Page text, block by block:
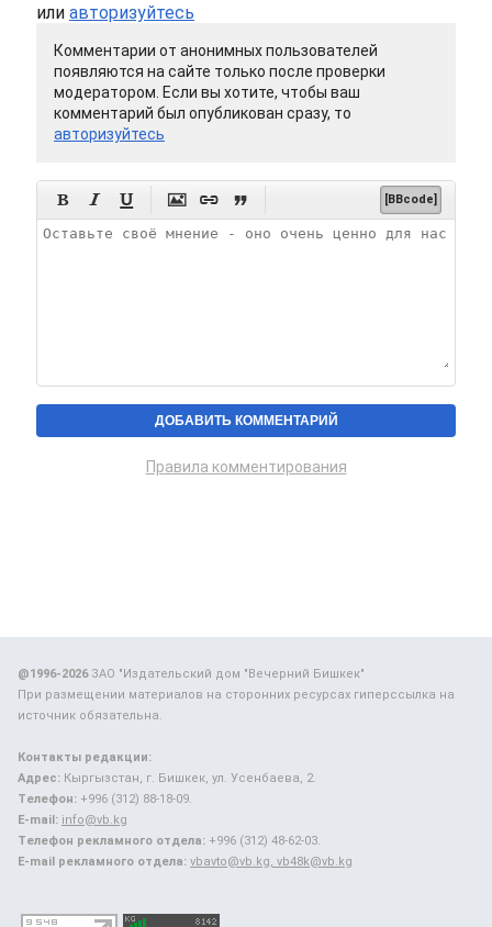
или авторизуйтесь
Комментарии от анонимных пользователей
появляются на сайте только после проверки
модератором. Если вы хотите, чтобы ваш
комментарий был опубликован сразу, то
авторизуйтесь
      [BBcode]
Правила комментирования
@1996-2026ЗАО "Издательский дом "Вечерний Бишкек"
При размещении материалов на сторонних ресурсах гиперссылка на
источник обязательна.
Контакты редакции:
Адрес: Кыргызстан, г. Бишкек, ул. Усенбаева, 2.
Телефон: +996 (312) 88-18-09.
E-mail: info@vb.kg
Телефон рекламного отдела: +996 (312) 48-62-03.
E-mail рекламного отдела: vbavto@vb.kg, vb48k@vb.kg